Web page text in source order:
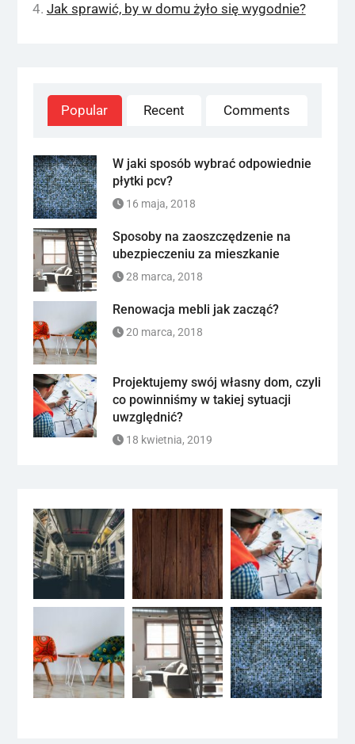
Jak sprawić, by w domu żyło się wygodnie?
Popular Recent Comments
W jaki sposób wybrać odpowiednie
płytki pcv?
16 maja, 2018
Sposoby na zaoszczędzenie na
ubezpieczeniu za mieszkanie
28 marca, 2018
Renowacja mebli jak zacząć?
20 marca, 2018
Projektujemy swój własny dom, czyli
co powinniśmy w takiej sytuacji
uwzględnić?
18 kwietnia, 2019